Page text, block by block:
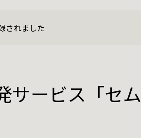
されました
サービス「セム